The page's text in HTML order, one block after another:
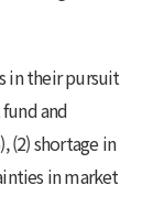
in their pursuit
and
(2) shortage in
in market